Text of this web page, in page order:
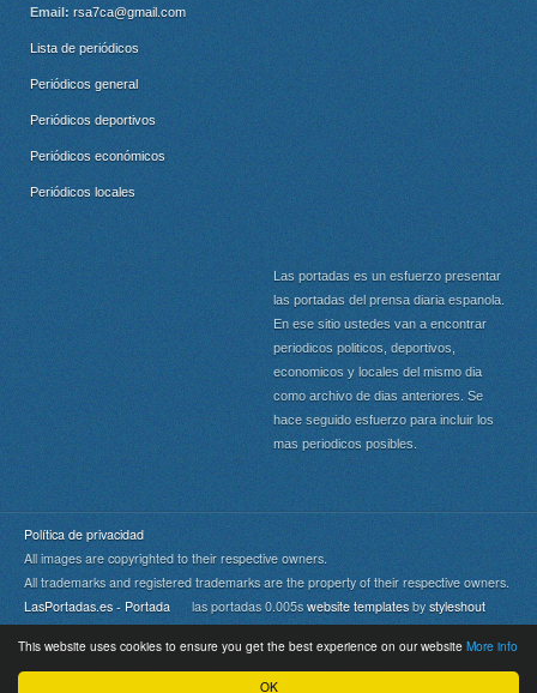
OK
This website uses cookies to ensure you get the best experience on our website More info
Email: rsa7ca@gmail.com
Lista de periódicos
Periódicos general
Periódicos deportivos
Periódicos económicos
Periódicos locales
Las portadas es un esfuerzo presentar
las portadas del prensa diaria espanola.
En ese sitio ustedes van a encontrar
periodicos politicos, deportivos,
economicos y locales del mismo dia
como archivo de dias anteriores. Se
hace seguido esfuerzo para incluir los
mas periodicos posibles.
Política de privacidad
All images are copyrighted to their respective owners.
All trademarks and registered trademarks are the property of their respective owners.
LasPortadas.es - Portada las portadas 0.005s website templates by styleshout